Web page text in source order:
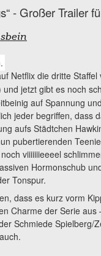
- Großer Trailer
Netflix die dritte Staffel
und jetzt gibt es noch
auf Spannung
jeder begriffen, dass
aufs Städtchen
pubertierenden
viiiiiiieeeel
Hormonschub
Tonspur.
dass es kurz vorm
Charme der Serie aus
Schmiede Spielberg/